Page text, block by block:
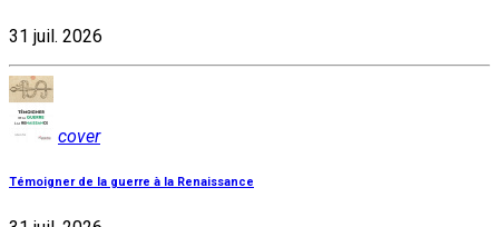
31 juil. 2026
cover
Témoigner de la guerre à la Renaissance